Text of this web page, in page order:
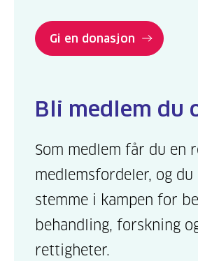
Gi en donasjon
Bli medlem du
Som medlem får du en
medlemsfordeler, og
stemme i kampen for
behandling, forskning
rettigheter.